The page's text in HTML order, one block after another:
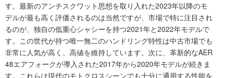
す。最新のアンチスクワット思想を取り入れた2023年以降のモ
デルが最も高く評価されるのは当然ですが、市場で特に注目され
るのが、独自の低重心シャシーを持つ2021年と2022年モデルで
す。この世代が持つ唯一無二のハンドリング特性は中古市場でも
非常に人気が高く、高値を維持しています。次に、革新的なAER
48エアフォークが導入された2017年から2020年モデルが続きま
す。これらは現代のモトクロスシーンでも十分に通用する性能を